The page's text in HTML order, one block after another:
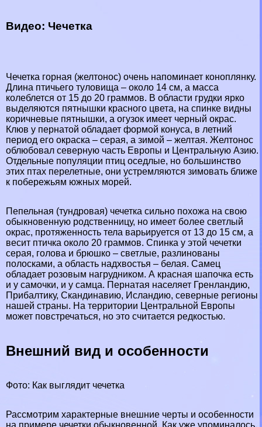
Видео: Чечетка
Чечетка горная (желтонос) очень напоминает коноплянку.
Длина птичьего туловища – около 14 см, а масса
колeблется от 15 до 20 граммов. В области грудки ярко
выделяются пятнышки красного цвета, на спинке видны
коричневые пятнышки, а огузок имеет черный окрас.
Клюв у пернатой обладает формой конуса, в летний
период его окраска – серая, а зимой – желтая. Желтонос
облюбовал северную часть Европы и Центральную Азию.
Отдельные популяции птиц оседлые, но большинство
этих птах перелетные, они устремляются зимовать ближе
к побережьям южных морей.
Пепельная (тундровая) чечетка сильно похожа на свою
обыкновенную родственницу, но имеет более светлый
окрас, протяженность тела варьируется от 13 до 15 см, а
весит птичка около 20 граммов. Спинка у этой чечетки
серая, голова и брюшко – светлые, разлинованы
полосками, а область надхвостья – белая. Самец
обладает розовым нагрудником. А красная шапочка есть
и у самочки, и у самца. Пернатая населяет Гренландию,
Прибалтику, Скандинавию, Исландию, северные регионы
нашей страны. На территории Центральной Европы
может повстречаться, но это считается редкостью.
Внешний вид и особенности
Фото: Как выглядит чечетка
Рассмотрим хаpaктерные внешние черты и особенности
на примере чечетки обыкновенной. Как уже упоминалось,